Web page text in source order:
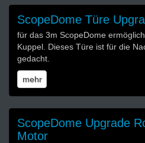
ScopeDome Türe
für das 3m ScopeDome
Kuppel. Dieses Türe ist für die
gedacht.
mehr
ScopeDome Upgrade
Motor